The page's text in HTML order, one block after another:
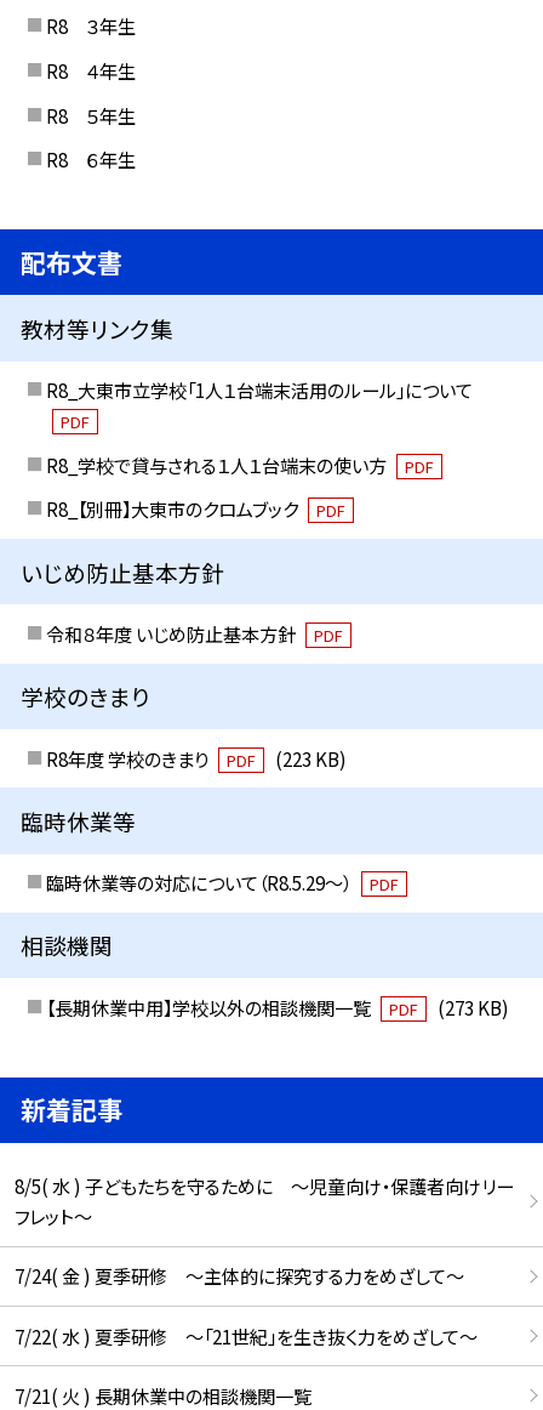
R8 ３年生
R8 ４年生
R8 ５年生
R8 ６年生
配布文書
教材等リンク集
R8_大東市立学校「1人１台端末活用のルール」について
PDF
R8_学校で貸与される１人１台端末の使い方 PDF
R8_【別冊】大東市のクロムブック PDF
いじめ防止基本方針
令和８年度 いじめ防止基本方針 PDF
学校のきまり
R8年度 学校のきまり PDF (223 KB)
臨時休業等
臨時休業等の対応について（R8.5.29～） PDF
相談機関
【長期休業中用】学校以外の相談機関一覧 PDF (273 KB)
新着記事
8/5( 水 ) 子どもたちを守るために ～児童向け・保護者向けリー
フレット～
7/24( 金 ) 夏季研修 ～主体的に探究する力をめざして～
7/22( 水 ) 夏季研修 ～「21世紀」を生き抜く力をめざして～
7/21( 火 ) 長期休業中の相談機関一覧